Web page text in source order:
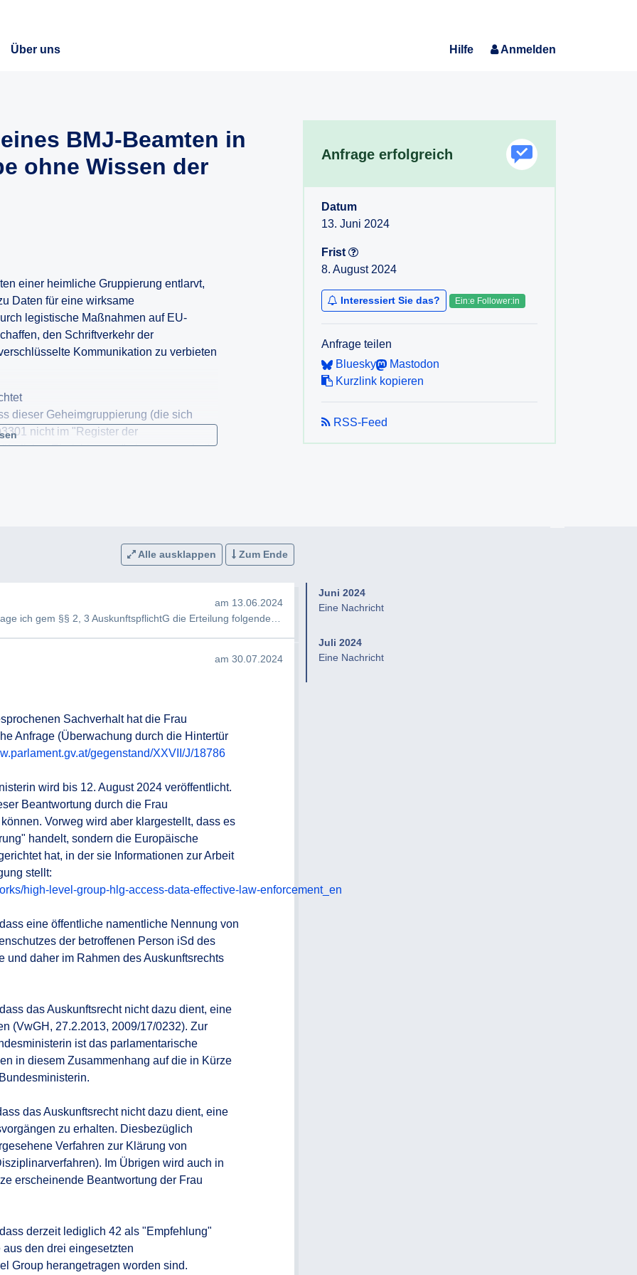
Über uns Hilfe Anmelden
BMJ-Beamten in
ohne Wissen der
einer heimliche Gruppierung entlarvt,
Daten für eine wirksame
legistische Maßnahmen auf EU-
den Schriftverkehr der
Kommunikation zu verbieten
dieser Geheimgruppierung (die sich
nicht im "Register der
Einrichtungen" eingetragen hat)
des BMJ der "Hochrangige Gruppe für
der Frau Bundesministerin zuwider
Expertengruppe die tatsächliche
Anfrage erfolgreich
Datum
13. Juni 2024
Frist
8. August 2024
Interessiert Sie das? Ein:e Follower:in
Anfrage teilen
Bluesky
Mastodon
Kurzlink kopieren
RSS-Feed
Alle ausklappen Zum Ende
am 13.06.2024
ich gem §§ 2, 3 AuskunftspflichtG die Erteilung folgender Auskunft…
am 30.07.2024
Sachverhalt hat die Frau
Anfrage (Überwachung durch die Hintertür
gegenstand/XXVII/J/18786
wird bis 12. August 2024 veröffentlicht.
Beantwortung durch die Frau
Vorweg wird aber klargestellt, dass es
handelt, sondern die Europäische
hat, in der sie Informationen zur Arbeit
stellt:
high-level-group-hlg-access-data-effective-law-enforcement_en
eine öffentliche namentliche Nennung von
der betroffenen Person iSd des
und daher im Rahmen des Auskunftsrechts
das Auskunftsrecht nicht dazu dient, eine
(VwGH, 27.2.2013, 2009/17/0232). Zur
ist das parlamentarische
in diesem Zusammenhang auf die in Kürze
das Auskunftsrecht nicht dazu dient, eine
zu erhalten. Diesbezüglich
Verfahren zur Klärung von
Im Übrigen wird auch in
erscheinende Beantwortung der Frau
derzeit lediglich 42 als "Empfehlung"
den drei eingesetzten
Group herangetragen worden sind.
Juni 2024
Eine Nachricht
Juli 2024
Eine Nachricht